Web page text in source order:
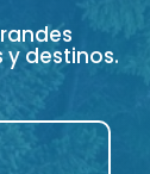
destinos.